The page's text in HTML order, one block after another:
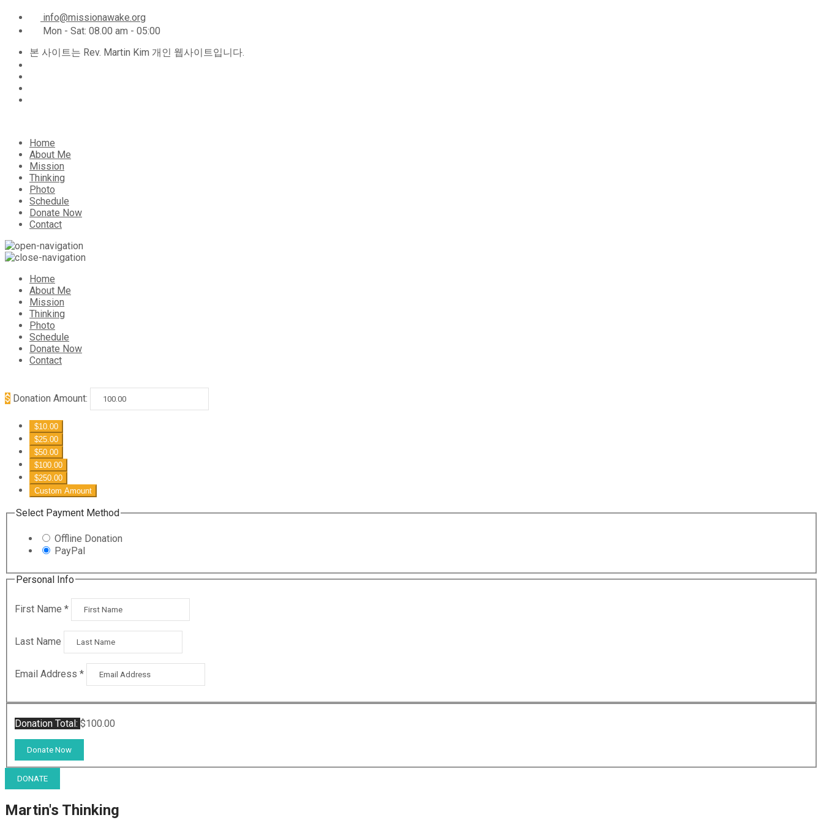
info@missionawake.org
Mon - Sat: 08.00 am - 05:00
본 사이트는 Rev. Martin Kim 개인 웹사이트입니다.
Home
About Me
Mission
Thinking
Photo
Schedule
Donate Now
Contact
Home
About Me
Mission
Thinking
Photo
Schedule
Donate Now
Contact
$ Donation Amount:
$10.00
$25.00
$50.00
$100.00
$250.00
Custom Amount
Select Payment Method
Offline Donation
PayPal
Personal Info
First Name *
Last Name
Email Address *
Donation Total: $100.00
DONATE
Martin's Thinking